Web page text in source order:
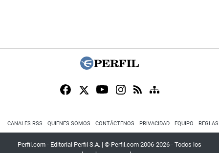
CANALES RSS QUIENES SOMOS CONTÁCTENOS PRIVACIDAD EQUIPO
Perfil.com - Editorial Perfil S.A. | © Perfil.com 2006-2026 - Todos los